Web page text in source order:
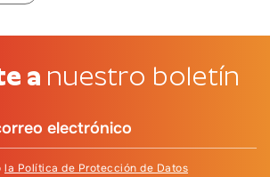
a nuestro boletín
la Política de Protección de Datos